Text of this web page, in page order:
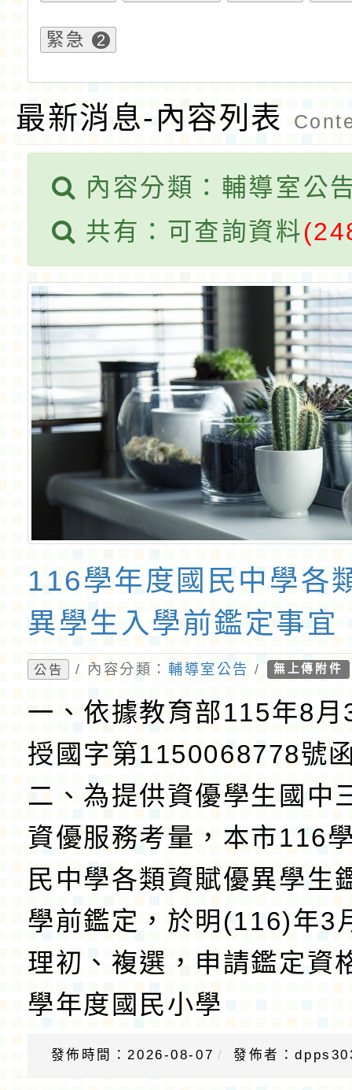
緊急 2
最新消息-內容列表
內容分類：輔導室公
共有：可查詢資料
116學年度國民中學各
異學生入學前鑑定事宜
公告 / 內容分類：輔導室公告 / 無上傳附件
一、依據教育部115年8月
授國字第1150068778號
二、為提供資優學生國中
資優服務考量，本市116
民中學各類資賦優異學生
學前鑑定，於明(116)年3
理初、複選，申請鑑定資
學年度國民小學
發佈時間：2026-08-07 發佈者：